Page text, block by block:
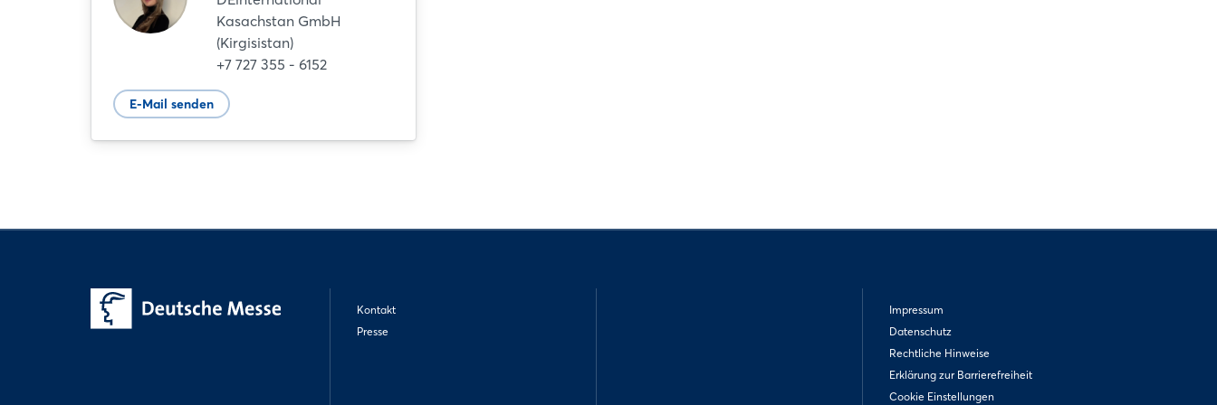
Kasachstan GmbH
(Kirgisistan)
+7 727 355 - 6152
E-Mail senden
Kontakt
Presse
Impressum
Datenschutz
Rechtliche Hinweise
Erklärung zur Barrierefreiheit
Cookie Einstellungen